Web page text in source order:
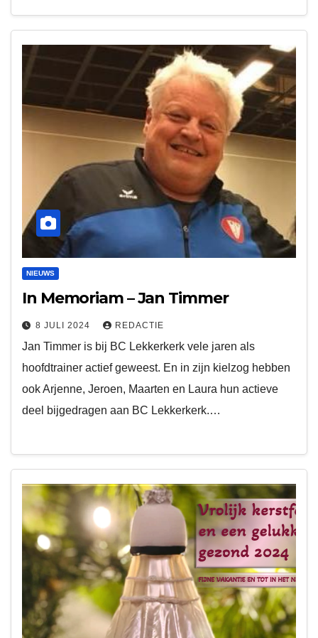
NIEUWS
In Memoriam – Jan Timmer
8 JULI 2024 REDACTIE
Jan Timmer is bij BC Lekkerkerk vele jaren als
hoofdtrainer actief geweest. En in zijn kielzog hebben
ook Arjenne, Jeroen, Maarten en Laura hun actieve
deel bijgedragen aan BC Lekkerkerk.…